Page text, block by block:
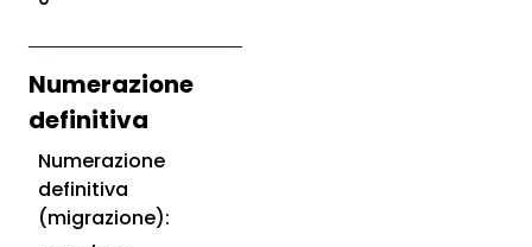
Numerazione
definitiva
Numerazione
definitiva
(migrazione):